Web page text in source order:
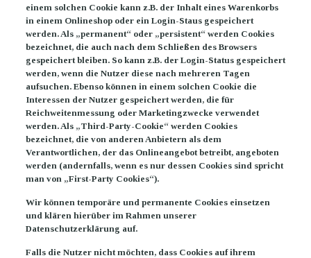
einem solchen Cookie kann z.B. der Inhalt eines Warenkorbs
in einem Onlineshop oder ein Login-Staus gespeichert
werden. Als „permanent“ oder „persistent“ werden Cookies
bezeichnet, die auch nach dem Schließen des Browsers
gespeichert bleiben. So kann z.B. der Login-Status gespeichert
werden, wenn die Nutzer diese nach mehreren Tagen
aufsuchen. Ebenso können in einem solchen Cookie die
Interessen der Nutzer gespeichert werden, die für
Reichweitenmessung oder Marketingzwecke verwendet
werden. Als „Third-Party-Cookie“ werden Cookies
bezeichnet, die von anderen Anbietern als dem
Verantwortlichen, der das Onlineangebot betreibt, angeboten
werden (andernfalls, wenn es nur dessen Cookies sind spricht
man von „First-Party Cookies“).
Wir können temporäre und permanente Cookies einsetzen
und klären hierüber im Rahmen unserer
Datenschutzerklärung auf.
Falls die Nutzer nicht möchten, dass Cookies auf ihrem